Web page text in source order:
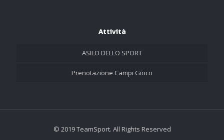
Attività
ASILO DELLO SPORT
Prenotazione Campi Gioco
© 2019 TeamSport. All Rights Reserved